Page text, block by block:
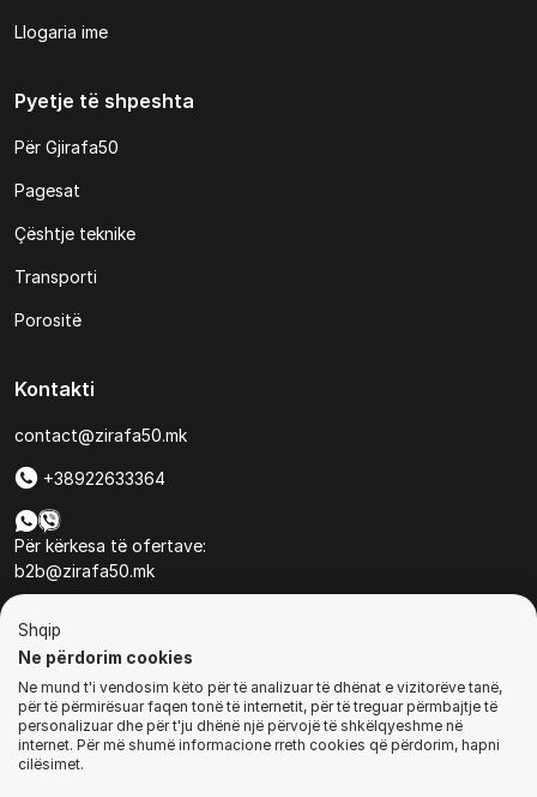
Llogaria ime
Pyetje të shpeshta
Për Gjirafa50
Pagesat
Çështje teknike
Transporti
Porositë
Kontakti
contact@zirafa50.mk
+38922633364
Për kërkesa të ofertave:
b2b@zirafa50.mk
© Të gjitha të drejtat e rezervuara
Shqip
Ne përdorim cookies
Ne mund t'i vendosim këto për të analizuar të dhënat e vizitorëve tanë,
për të përmirësuar faqen tonë të internetit, për të treguar përmbajtje të
personalizuar dhe për t'ju dhënë një përvojë të shkëlqyeshme në
internet. Për më shumë informacione rreth cookies që përdorim, hapni
cilësimet.